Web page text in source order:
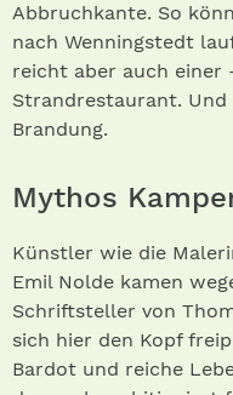
Abbruchkante. So
nach Wenningstedt
reicht aber auch einer
Strandrestaurant.
Brandung.
Mythos
Künstler wie die
Emil Nolde kamen
Schriftsteller von
sich hier den Kopf
Bardot und reiche